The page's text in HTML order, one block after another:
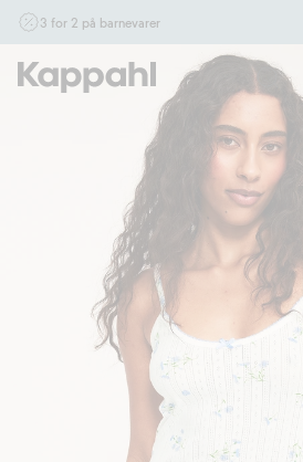
3 for 2 på barnevarer
Ikke Newbie. Gjelder når du handler 2 eller flere
17/8 i butikk & online for deg som er eller blir
andre tilbud eller rabatter.
Handle nå